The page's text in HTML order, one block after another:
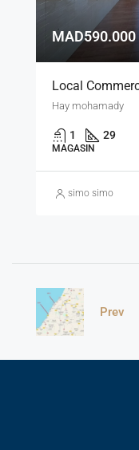
MAD590.000
Hay mohamady
1 29
MAGASIN
simo simo
Prev